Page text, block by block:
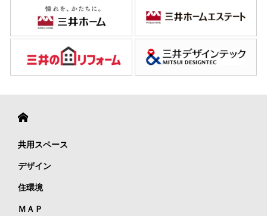
共用スペース
デザイン
住環境
ＭＡＰ